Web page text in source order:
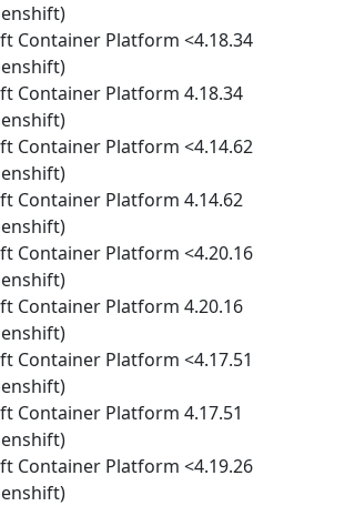
Container Platform <4.18.34
Container Platform 4.18.34
Container Platform <4.14.62
Container Platform 4.14.62
Container Platform <4.20.16
Container Platform 4.20.16
Container Platform <4.17.51
Container Platform 4.17.51
Container Platform <4.19.26